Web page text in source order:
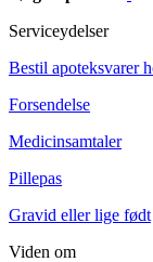
Serviceydelser
Bestil apoteksvarer
Forsendelse
Medicinsamtaler
Pillepas
Gravid eller lige født
Viden om